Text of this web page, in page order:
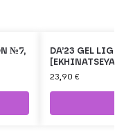
№7,
DA’23 GEL
23,90 €